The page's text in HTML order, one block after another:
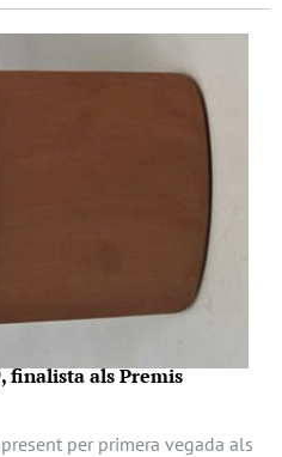
finalista als Premis
per primera vegada als